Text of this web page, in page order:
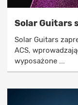
Solar Guitars
Solar Guitars
ACS,
wyposażone ...